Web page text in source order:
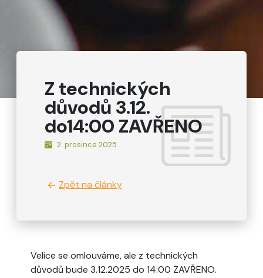
Z technických
důvodů 3.12.
do14:00 ZAVŘENO
2. prosince 2025
Zpět na články
Velice se omlouváme, ale z technických
důvodů bude 3.12.2025 do 14:00 ZAVŘENO.